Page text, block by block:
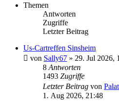
Themen
Antworten
Zugriffe
Letzter Beitrag
Us-Cartreffen Sinsheim
von Sally67 » 29. Jul 2026,
8 Antworten
1493 Zugriffe
Letzter Beitrag von
1. Aug 2026, 21:48